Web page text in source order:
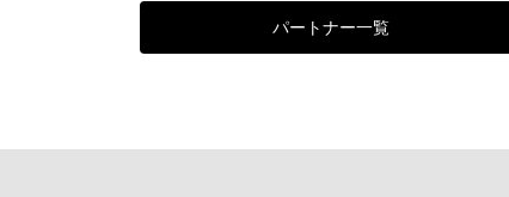
パートナー一覧